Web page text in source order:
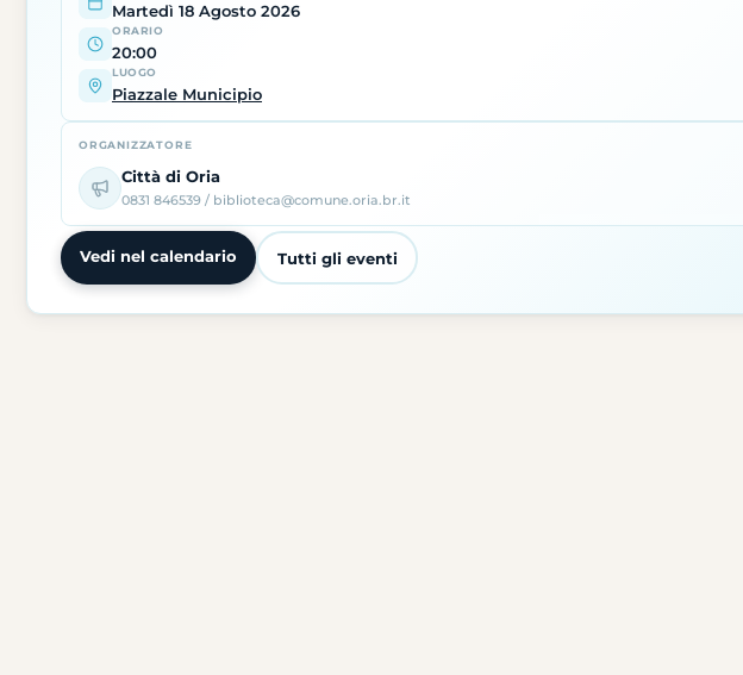
Martedì 18 Agosto 2026
ORARIO
20:00
LUOGO
Piazzale Municipio
ORGANIZZATORE
Città di Oria
0831 846539 / biblioteca@comune.oria.br.it
Vedi nel calendario Tutti gli eventi